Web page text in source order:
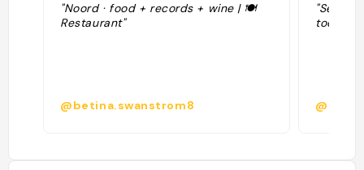
"Noord · food + records + wine | 🍽
Restaurant"
@betina.swanstrom8
toque ·
@